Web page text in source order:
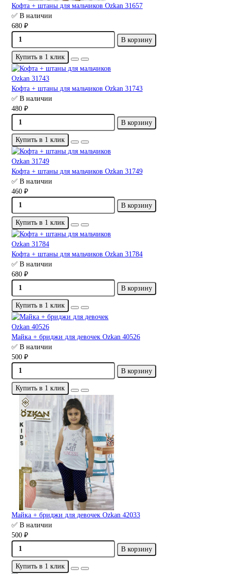
Кофта + штаны для мальчиков Ozkan 31657
✅ В наличии
680 ₽
В корзину
Купить в 1 клик
Кофта + штаны для мальчиков Ozkan 31743
✅ В наличии
480 ₽
В корзину
Купить в 1 клик
Кофта + штаны для мальчиков Ozkan 31749
✅ В наличии
460 ₽
В корзину
Купить в 1 клик
Кофта + штаны для мальчиков Ozkan 31784
✅ В наличии
680 ₽
В корзину
Купить в 1 клик
Майка + бриджи для девочек Ozkan 40526
✅ В наличии
500 ₽
В корзину
Купить в 1 клик
Майка + бриджи для девочек Ozkan 42033
✅ В наличии
500 ₽
В корзину
Купить в 1 клик